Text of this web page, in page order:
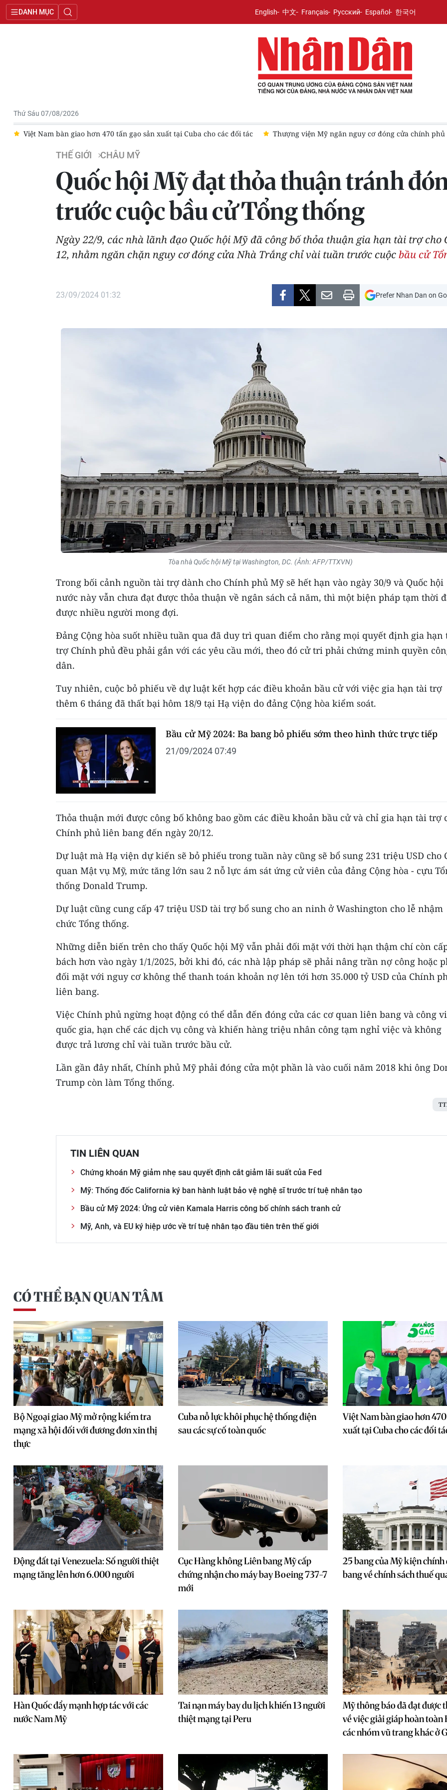
DANH MỤC English 中文 Français Русский Español 한국어
Thứ Sáu 07/08/2026
Thượng viện Mỹ ngăn nguy cơ đóng cửa chính phủ Động đất tại Venezuela: Số người thiệt mạng tăng lên hơn 6.000 người
THẾ GIỚI CHÂU MỸ
Quốc hội Mỹ đạt thỏa thuận tránh
trước cuộc bầu cử Tổng thống
Ngày 22/9, các nhà lãnh đạo Quốc hội Mỹ đã công bố thỏa thuận gia hạn tài trợ
12, nhằm ngăn chặn nguy cơ đóng cửa Nhà Trắng chỉ vài tuần trước cuộcbầu cử
23/09/2024 01:32 Prefer Nhan Dan on
Tòa nhà Quốc hội Mỹ tại Washington, DC. (Ảnh: AFP/TTXVN)
Trong bối cảnh nguồn tài trợ dành cho Chính phủ Mỹ sẽ hết hạn vào ngày 30/9 và Quốc hội
nước này vẫn chưa đạt được thỏa thuận về ngân sách cả năm, thì một biện pháp tạm thời
được nhiều người mong đợi.
Đảng Cộng hòa suốt nhiều tuần qua đã duy trì quan điểm cho rằng mọi quyết định gia hạn
trợ Chính phủ đều phải gắn với các yêu cầu mới, theo đó cử tri phải chứng minh quyền
dân.
Tuy nhiên, cuộc bỏ phiếu về dự luật kết hợp các điều khoản bầu cử với việc gia hạn tài trợ
thêm 6 tháng đã thất bại hôm 18/9 tại Hạ viện do đảng Cộng hòa kiểm soát.
Bầu cử Mỹ 2024: Ba bang bỏ phiếu sớm theo hình thức trực tiếp
21/09/2024 07:49
Thỏa thuận mới được công bố không bao gồm các điều khoản bầu cử và chỉ gia hạn tài trợ
Chính phủ liên bang đến ngày 20/12.
Dự luật mà Hạ viện dự kiến sẽ bỏ phiếu trong tuần này cũng sẽ bổ sung 231 triệu USD cho
quan Mật vụ Mỹ, mức tăng lớn sau 2 nỗ lực ám sát ứng cử viên của đảng Cộng hòa - cựu
thống Donald Trump.
Dự luật cũng cung cấp 47 triệu USD tài trợ bổ sung cho an ninh ở Washington cho lễ nhậm
chức Tổng thống.
Những diễn biến trên cho thấy Quốc hội Mỹ vẫn phải đối mặt với thời hạn thậm chí còn
bách hơn vào ngày 1/1/2025, bởi khi đó, các nhà lập pháp sẽ phải nâng trần nợ công hoặc
đối mặt với nguy cơ không thể thanh toán khoản nợ lên tới hơn 35.000 tỷ USD của Chính
liên bang.
Việc Chính phủ ngừng hoạt động có thể dẫn đến đóng cửa các cơ quan liên bang và công
quốc gia, hạn chế các dịch vụ công và khiến hàng triệu nhân công tạm nghỉ việc và không
được trả lương chỉ vài tuần trước bầu cử.
Lần gần đây nhất, Chính phủ Mỹ phải đóng cửa một phần là vào cuối năm 2018 khi ông
Trump còn làm Tổng thống.
TIN LIÊN QUAN
Chứng khoán Mỹ giảm nhẹ sau quyết định cắt giảm lãi suất của Fed
Mỹ: Thống đốc California ký ban hành luật bảo vệ nghệ sĩ trước trí tuệ nhân tạo
Bầu cử Mỹ 2024: Ứng cử viên Kamala Harris công bố chính sách tranh cử
Mỹ, Anh, và EU ký hiệp ước về trí tuệ nhân tạo đầu tiên trên thế giới
CÓ THỂ BẠN QUAN TÂM
Bộ Ngoại giao Mỹ mở rộng kiểm tra
mạng xã hội đối với đương đơn xin thị
thực
Cuba nỗ lực khôi phục hệ thống điện
sau các sự cố toàn quốc
Việt Nam bàn giao hơn
xuất tại Cuba cho các đối
Động đất tại Venezuela: Số người thiệt
mạng tăng lên hơn 6.000 người
Cục Hàng không Liên bang Mỹ cấp
chứng nhận cho máy bay Boeing 737-7
mới
25 bang của Mỹ kiện
bang về chính sách thuế
Hàn Quốc đẩy mạnh hợp tác với các
nước Nam Mỹ
Tai nạn máy bay du lịch khiến 13 người
thiệt mạng tại Peru
Mỹ thông báo đã đạt được
về việc giải giáp hoàn toàn
các nhóm vũ trang khác ở